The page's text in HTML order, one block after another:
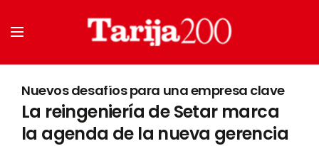
Nuevos desafíos para una empresa clave
La reingeniería de Setar marca
la agenda de la nueva gerencia